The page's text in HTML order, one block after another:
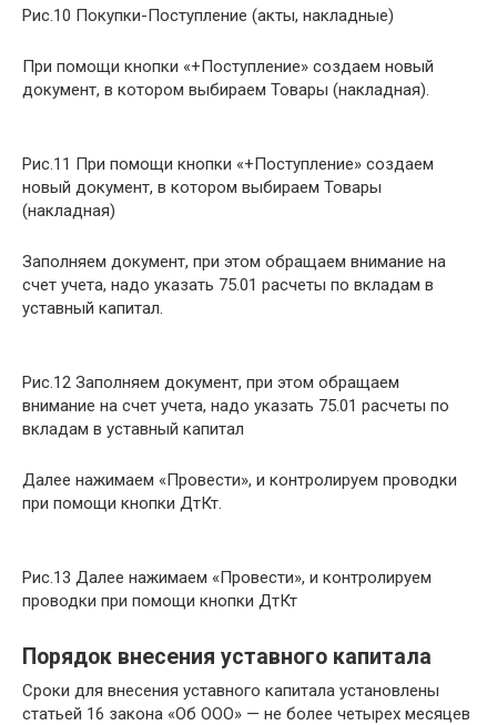
Рис.10 Покупки-Поступление (акты, накладные)
При помощи кнопки «+Поступление» создаем новый
документ, в котором выбираем Товары (накладная).
Рис.11 При помощи кнопки «+Поступление» создаем
новый документ, в котором выбираем Товары
(накладная)
Заполняем документ, при этом обращаем внимание на
счет учета, надо указать 75.01 расчеты по вкладам в
уставный капитал.
Рис.12 Заполняем документ, при этом обращаем
внимание на счет учета, надо указать 75.01 расчеты по
вкладам в уставный капитал
Далее нажимаем «Провести», и контролируем проводки
при помощи кнопки ДтКт.
Рис.13 Далее нажимаем «Провести», и контролируем
проводки при помощи кнопки ДтКт
Порядок внесения уставного капитала
Сроки для внесения уставного капитала установлены
статьей 16 закона «Об ООО» — не более четырех месяцев